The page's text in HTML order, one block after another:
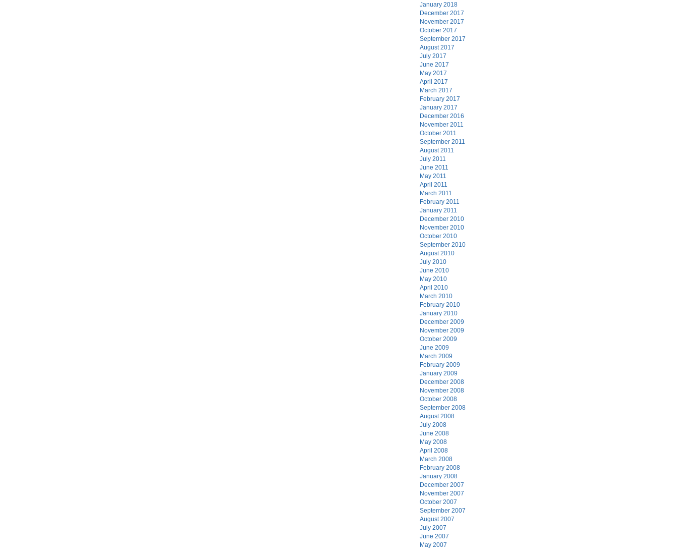
January 2018
December 2017
November 2017
October 2017
September 2017
August 2017
July 2017
June 2017
May 2017
April 2017
March 2017
February 2017
January 2017
December 2016
November 2011
October 2011
September 2011
August 2011
July 2011
June 2011
May 2011
April 2011
March 2011
February 2011
January 2011
December 2010
November 2010
October 2010
September 2010
August 2010
July 2010
June 2010
May 2010
April 2010
March 2010
February 2010
January 2010
December 2009
November 2009
October 2009
June 2009
March 2009
February 2009
January 2009
December 2008
November 2008
October 2008
September 2008
August 2008
July 2008
June 2008
May 2008
April 2008
March 2008
February 2008
January 2008
December 2007
November 2007
October 2007
September 2007
August 2007
July 2007
June 2007
May 2007